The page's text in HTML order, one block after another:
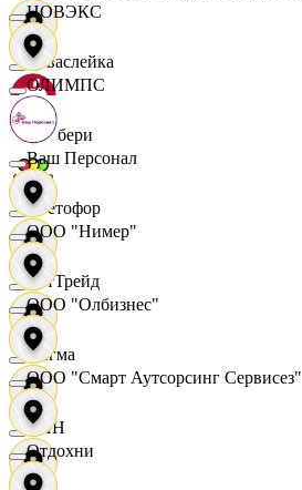
Саваслейка
Самбери
Светофор
СетТрейд
Сигма
СИН
НОВЭКС
ОЛИМПС
Ваш Персонал
ООО "Нимер"
ООО "Олбизнес"
ООО "Смарт Аутсорсинг Сервисез"
Отдохни